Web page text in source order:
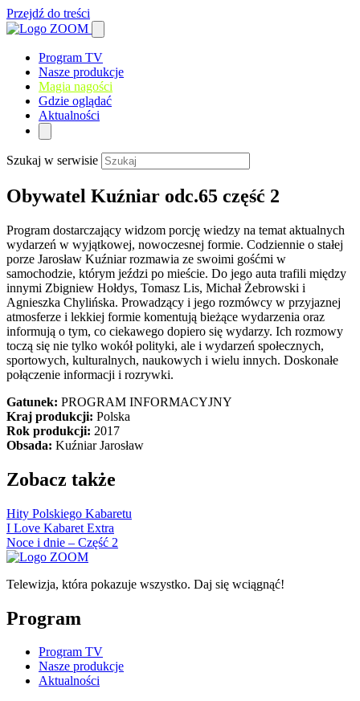
Przejdź do treści
Program TV
Nasze produkcje
Magia nagości
Gdzie oglądać
Aktualności
Szukaj w serwisie
Obywatel Kuźniar odc.65 część 2
Program dostarczający widzom porcję wiedzy na temat aktualnych
wydarzeń w wyjątkowej, nowoczesnej formie. Codziennie o stałej
porze Jarosław Kuźniar rozmawia ze swoimi gośćmi w
samochodzie, którym jeździ po mieście. Do jego auta trafili między
innymi Zbigniew Hołdys, Tomasz Lis, Michał Żebrowski i
Agnieszka Chylińska. Prowadzący i jego rozmówcy w przyjaznej
atmosferze i lekkiej formie komentują bieżące wydarzenia oraz
informują o tym, co ciekawego dopiero się wydarzy. Ich rozmowy
toczą się nie tylko wokół polityki, ale i wydarzeń społecznych,
sportowych, kulturalnych, naukowych i wielu innych. Doskonałe
połączenie informacji i rozrywki.
Gatunek: PROGRAM INFORMACYJNY
Kraj produkcji: Polska
Rok produkcji: 2017
Obsada: Kuźniar Jarosław
Zobacz także
Hity Polskiego Kabaretu
I Love Kabaret Extra
Noce i dnie – Część 2
Telewizja, która pokazuje wszystko. Daj się wciągnąć!
Program
Program TV
Nasze produkcje
Aktualności